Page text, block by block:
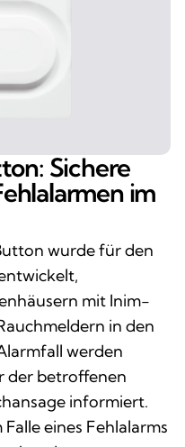
Sichere
im
wurde für den
mit Inim-
in den
werden
der betroffenen
informiert.
eines Fehlalarms